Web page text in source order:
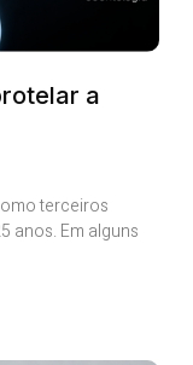
a
terceiros
anos. Em alguns